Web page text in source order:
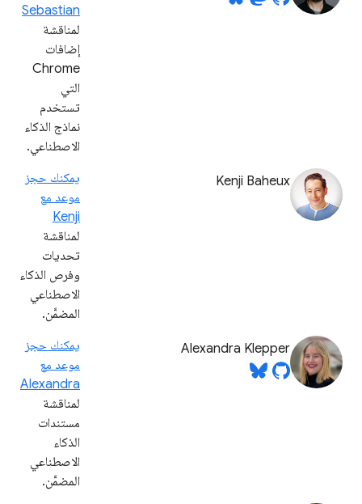
Sebastian
لمناقشة
إضافات
Chrome
التي
تستخدم
نماذج الذكاء
الاصطناعي.
Kenji Baheux
يمكنك حجز
موعد مع
Kenji
لمناقشة
تحديات
وفرص الذكاء
الاصطناعي
المضمَّن.
Alexandra Klepper
يمكنك حجز
موعد مع
Alexandra
لمناقشة
مستندات
الذكاء
الاصطناعي
المضمَّن.